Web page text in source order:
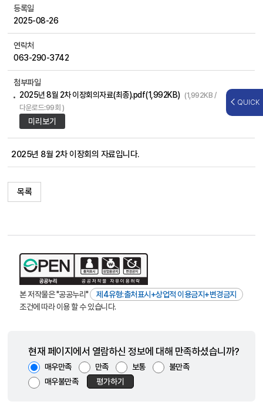
등록일
2025-08-26
연락처
063-290-3742
첨부파일
2025년 8월 2차 이장회의자료(최종).pdf(1,992KB) (1,992KB /
다운로드:99회 )
미리보기
2025년 8월 2차 이장회의 자료입니다.
목록
본 저작물은 "공공누리"
제4유형:출처표시+상업적 이용금지+변경금지
조건에 따라 이용 할 수 있습니다.
현재 페이지에서 열람하신 정보에 대해 만족하셨습니까?
매우만족 만족 보통
불만족
매우불만족
평가하기
QUICK